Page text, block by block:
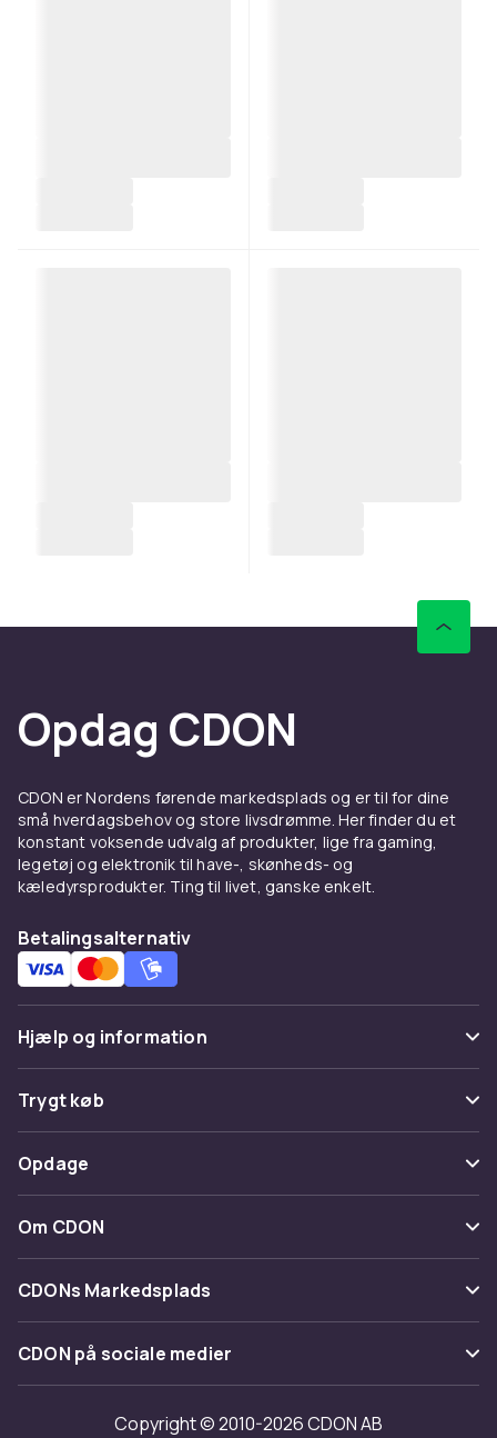
Opdag CDON
CDON er Nordens førende markedsplads og er til for dine
små hverdagsbehov og store livsdrømme. Her finder du et
konstant voksende udvalg af produkter, lige fra gaming,
legetøj og elektronik til have-, skønheds- og
kæledyrsprodukter. Ting til livet, ganske enkelt.
Betalingsalternativ
Hjælp og information
Ofte stillede spørgsmål
Spor pakke
Fortryd & returner her
Kontakt os
Trygt køb
Betaling
Levering
Tilbagekaldelser
Opdage
Kategorier
Maerke
Om CDON
Om os
Kundeanmeldelser
Arbejd på CDON
Investor relations
CDONs Markedsplads
Merchant Help Center
CDON på sociale medier
Copyright © 2010-2026 CDON AB